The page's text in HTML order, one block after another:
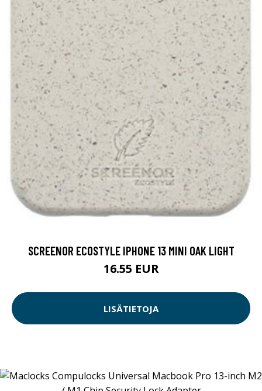
SCREENOR ECOSTYLE IPHONE 13 MINI OAK LIGHT
16.55 EUR
LISÄTIETOJA